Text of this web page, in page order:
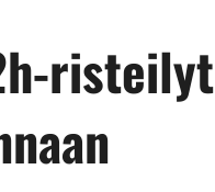
risteilyt